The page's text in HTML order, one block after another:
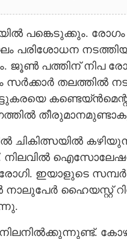
പങ്കെടുക്കും. രോഗം
പരിശോധന
ജൂൺ പത്തിന്‌ നിപ
സർക്കാർ തലത്തിൽ
ചികിത്സയിൽ
ഇയാളുടെ
ഹൈയസ്റ്റ്